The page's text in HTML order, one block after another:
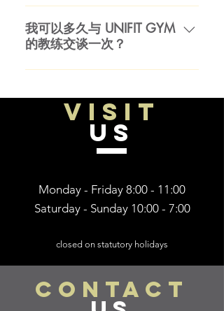
血管时间表。您将了解高强度和低
强度有氧运动以及这些训练方式如
何适合您的特定计划。
一般来说，建议您从每周 2-3 次锻
炼开始。随着时间的推移，你可以
进步到每周 4-5 天。如果您进展缓
建议很重要——了解如何让自己免
于受伤和倦怠！
我可以多久与 UNIFIT GYM
的教练交谈一次？
您可以随时通过 messenge 和
会在 24 小时内得到回复。您将享
受 UNIFIT 培训师的激励和支持。
VISIT
US
Monday - Friday 8:00 - 11:00
Saturday - Sunday 10:00 - 7:00
closed on statutory holidays
CONTACT